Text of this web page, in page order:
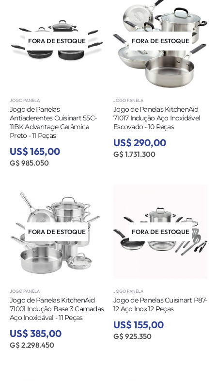
FORA DE ESTOQUE
JOGO PANELA
Jogo de Panelas
Antiaderentes Cuisinart 55C-
11BK Advantage Cerâmica
Preto - 11 Peças
US$ 165,00
G$ 985.050
FORA DE ESTOQUE
JOGO PANELA
Jogo de Panelas KitchenAid
71017 Indução Aço Inoxidável
Escovado - 10 Peças
US$ 290,00
G$ 1.731.300
FORA DE ESTOQUE
JOGO PANELA
Jogo de Panelas KitchenAid
71001 Indução Base 3 Camadas
Aço Inoxidável - 11 Peças
US$ 385,00
G$ 2.298.450
FORA DE ESTOQUE
JOGO PANELA
Jogo de Panelas Cuisinart P87-
12 Aço Inox 12 Peças
US$ 155,00
G$ 925.350